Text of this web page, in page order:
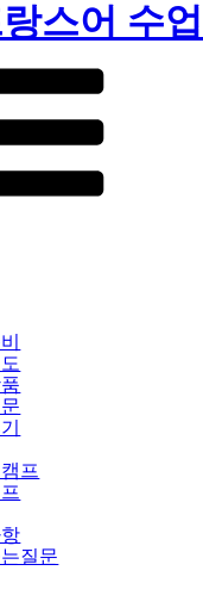
스어 수업
프
질문